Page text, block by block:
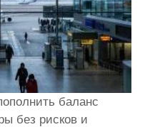
баланс
без рисков и